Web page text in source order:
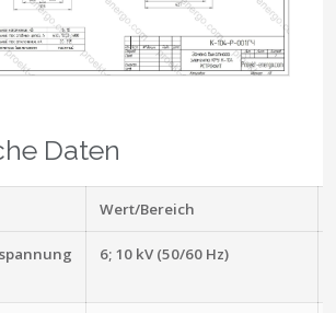
Daten
Wert/Bereich
6; 10 kV (50/60 Hz)